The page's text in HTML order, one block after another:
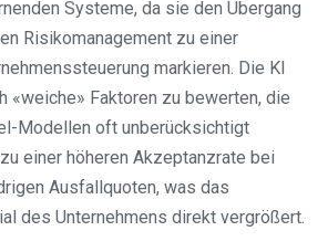
Systeme, da sie den Übergang
Risikomanagement zu einer
markieren. Die KI
«weiche» Faktoren zu bewerten, die
Modellen oft unberücksichtigt
einer höheren Akzeptanzrate bei
Ausfallquoten, was das
des Unternehmens direkt vergrößert.